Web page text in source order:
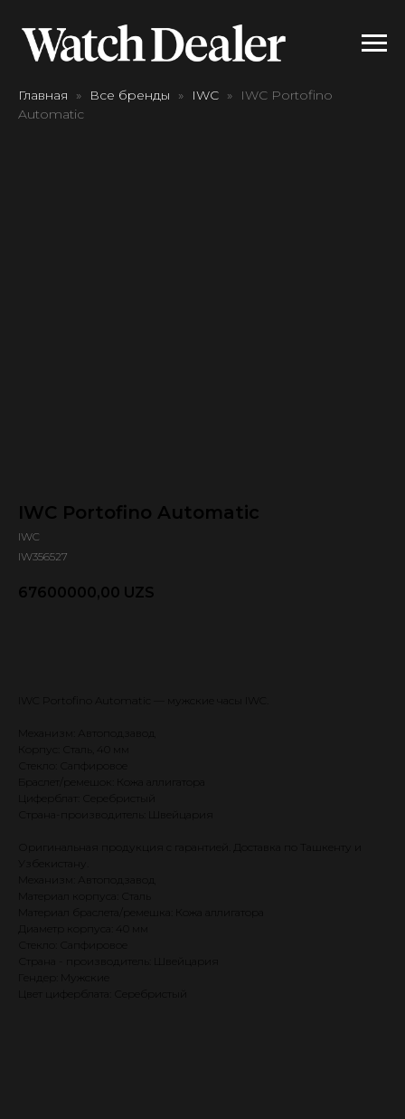
Главная Все бренды IWC
IWC Portofino
Automatic
IWC Portofino Automatic
IWC
IW356527
67600000,00 UZS
IWC Portofino Automatic — мужские часы IWC.
Корпус: Сталь, 40 мм
Стекло: Сапфировое
Браслет/ремешок: Кожа аллигатора
Циферблат: Серебристый
Оригинальная продукция с гарантией. Доставка по Ташкенту и
Узбекистану.
Материал корпуса: Сталь
Материал браслета/ремешка: Кожа аллигатора
Диаметр корпуса: 40 мм
Стекло: Сапфировое
Гендер: Мужские
Цвет циферблата: Серебристый